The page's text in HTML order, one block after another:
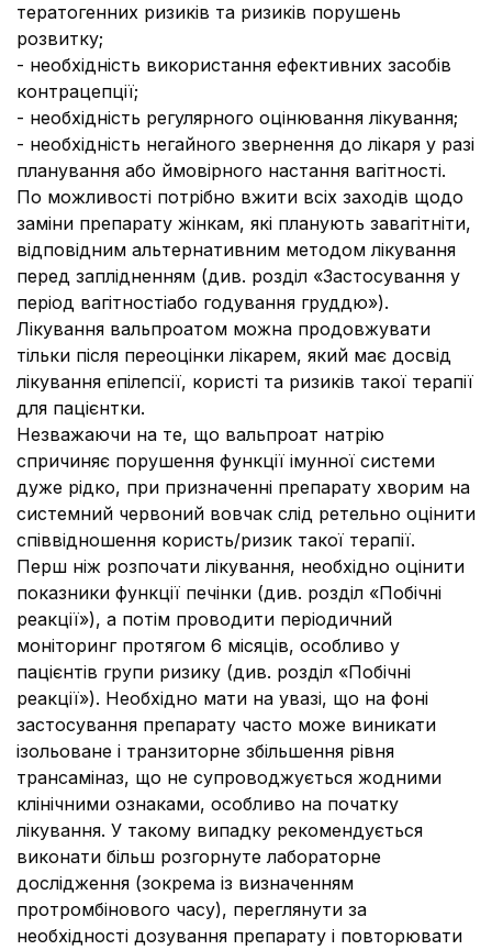
тератогенних ризиків та ризиків порушень
розвитку;
- необхідність використання ефективних засобів
контрацепції;
- необхідність регулярного оцінювання лікування;
- необхідність негайного звернення до лікаря у разі
планування або ймовірного настання вагітності.
По можливості потрібно вжити всіх заходів щодо
заміни препарату жінкам, які планують завагітніти,
відповідним альтернативним методом лікування
перед заплідненням (див. розділ «Застосування у
період вагітностіабо годування груддю»).
Лікування вальпроатом можна продовжувати
тільки після переоцінки лікарем, який має досвід
лікування епілепсії, користі та ризиків такої терапії
для пацієнтки.
Незважаючи на те, що вальпроат натрію
спричиняє порушення функції імунної системи
дуже рідко, при призначенні препарату хворим на
системний червоний вовчак слід ретельно оцінити
співвідношення користь/ризик такої терапії.
Перш ніж розпочати лікування, необхідно оцінити
показники функції печінки (див. розділ «Побічні
реакції»), а потім проводити періодичний
моніторинг протягом 6 місяців, особливо у
пацієнтів групи ризику (див. розділ «Побічні
реакції»). Необхідно мати на увазі, що на фоні
застосування препарату часто може виникати
ізольоване і транзиторне збільшення рівня
трансаміназ, що не супроводжується жодними
клінічними ознаками, особливо на початку
лікування. У такому випадку рекомендується
виконати більш розгорнуте лабораторне
дослідження (зокрема із визначенням
протромбінового часу), переглянути за
необхідності дозування препарату і повторювати